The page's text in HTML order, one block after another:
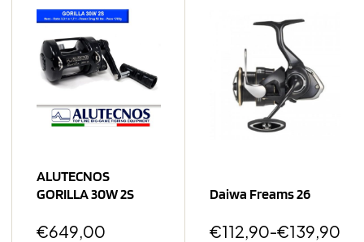
ALUTECNOS
GORILLA 30W 2S
€649,00
Daiwa Freams 26
€112,90-€139,90